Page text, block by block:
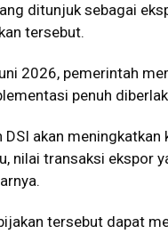
ditunjuk sebagai
tersebut.
2026, pemerintah
penuh
akan
nilai transaksi ekspor
tersebut dapat